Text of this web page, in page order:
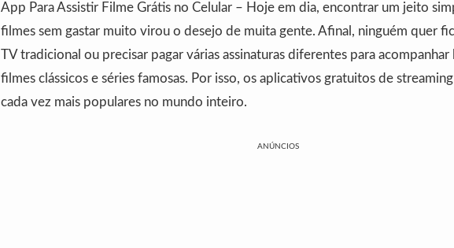
App Para Assistir Filme Grátis no Celular – Hoje em dia, encontrar um jeito
filmes sem gastar muito virou o desejo de muita gente. Afinal, ninguém quer
TV tradicional ou precisar pagar várias assinaturas diferentes para acompanhar
filmes clássicos e séries famosas. Por isso, os aplicativos gratuitos de
cada vez mais populares no mundo inteiro.
ANÚNCIOS